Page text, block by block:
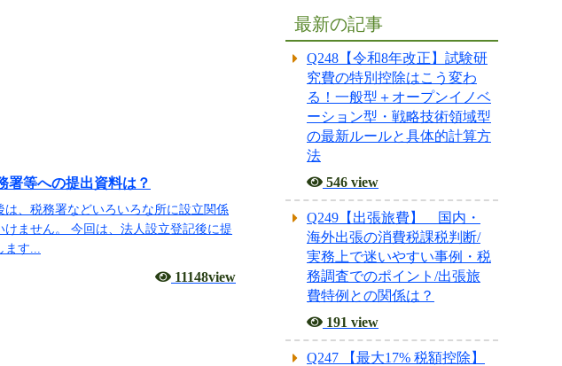
等への提出資料は？
、税務署などいろいろな所に設立関係
ません。 今回は、法人設立登記後に提
ます...
11148view
最新の記事
Q248【令和8年改正】試験研
究費の特別控除はこう変わ
る！一般型＋オープンイノベ
ーション型・戦略技術領域型
の最新ルールと具体的計算方
法
546 view
Q249【出張旅費】 国内・
海外出張の消費税課税判断/
実務上で迷いやすい事例・税
務調査でのポイント/出張旅
費特例との関係は？
191 view
Q247 【最大17% 税額控除】